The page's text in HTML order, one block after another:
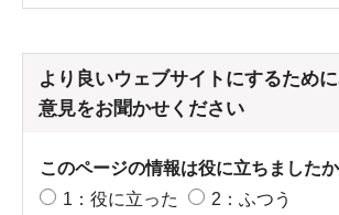
より良いウェブサイトにするため
意見をお聞かせください
このページの情報は役に立ちました
1：役に立った
2：ふつう